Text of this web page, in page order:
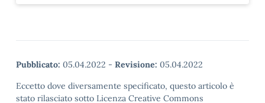
Pubblicato: 05.04.2022 - Revisione: 05.04.2022
Eccetto dove diversamente specificato, questo articolo è
stato rilasciato sotto Licenza Creative Commons